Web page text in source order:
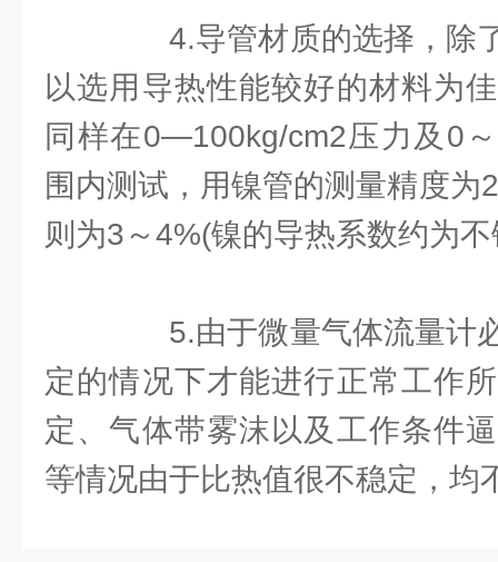
4.导管材质的选择，除
以选用导热性能较好的材料为
同样在0—100kg/cm2压力及0
围内测试，用镍管的测量精度为
则为3～4%(镍的导热系数约为
5.由于微量气体流量计
定的情况下才能进行正常工作
定、气体带雾沫以及工作条件
等情况由于比热值很不稳定，均